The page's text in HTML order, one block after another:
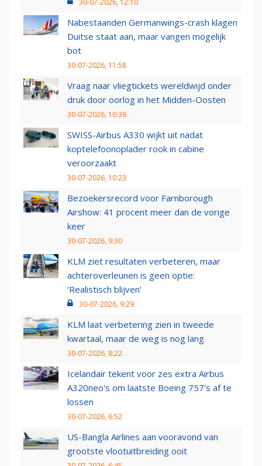
Nabestaanden Germanwings-crash klagen
Duitse staat aan, maar vangen mogelijk
bot
30-07-2026, 11:58
Vraag naar vliegtickets wereldwijd onder
druk door oorlog in het Midden-Oosten
30-07-2026, 10:36
SWISS-Airbus A330 wijkt uit nadat
koptelefoonoplader rook in cabine
veroorzaakt
30-07-2026, 10:23
Bezoekersrecord voor Farnborough
Airshow: 41 procent meer dan de vorige
keer
30-07-2026, 9:30
KLM ziet resultaten verbeteren, maar
achteroverleunen is geen optie:
‘Realistisch blijven’
30-07-2026, 9:29
KLM laat verbetering zien in tweede
kwartaal, maar de weg is nog lang
30-07-2026, 8:22
Icelandair tekent voor zes extra Airbus
A320neo's om laatste Boeing 757's af te
lossen
30-07-2026, 6:52
US-Bangla Airlines aan vooravond van
grootste vlootuitbreiding ooit